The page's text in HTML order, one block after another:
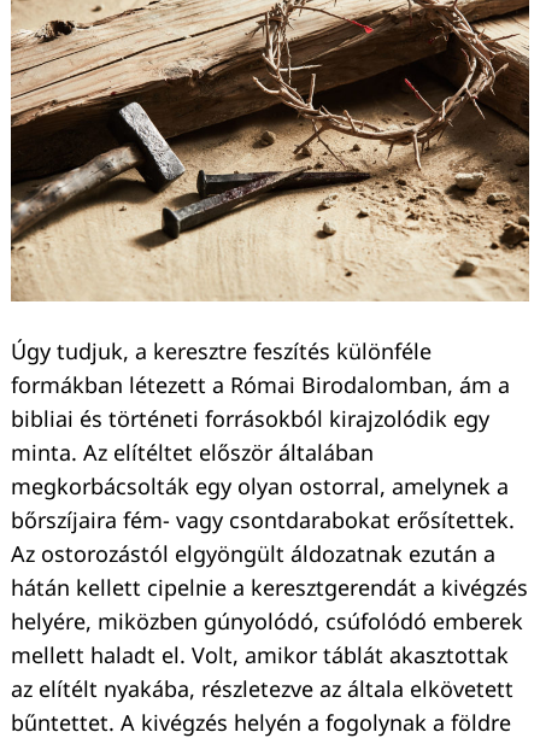
Úgy tudjuk, a keresztre feszítés különféle
formákban létezett a Római Birodalomban, ám a
bibliai és történeti forrásokból kirajzolódik egy
minta. Az elítéltet először általában
megkorbácsolták egy olyan ostorral, amelynek a
bőrszíjaira fém- vagy csontdarabokat erősítettek.
Az ostorozástól elgyöngült áldozatnak ezután a
hátán kellett cipelnie a keresztgerendát a kivégzés
helyére, miközben gúnyolódó, csúfolódó emberek
mellett haladt el. Volt, amikor táblát akasztottak
az elítélt nyakába, részletezve az általa elkövetett
bűntettet. A kivégzés helyén a fogolynak a földre